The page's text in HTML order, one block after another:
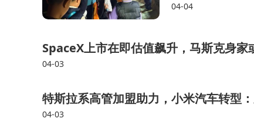
过强”“定位模糊”被面试官集体质疑。面对“万
本季节目延续高热态势，收视持续领跑同
等“职场明星”组成的面试团，以专业视角与人
现没有剧本的职场生态，让观众在围观他人选择
在世界文化遗产、国
04-04
SpaceX上市在即估值飙升，马斯克身家
04-03
特斯拉系高管加盟助力，小米汽车转型
04-03